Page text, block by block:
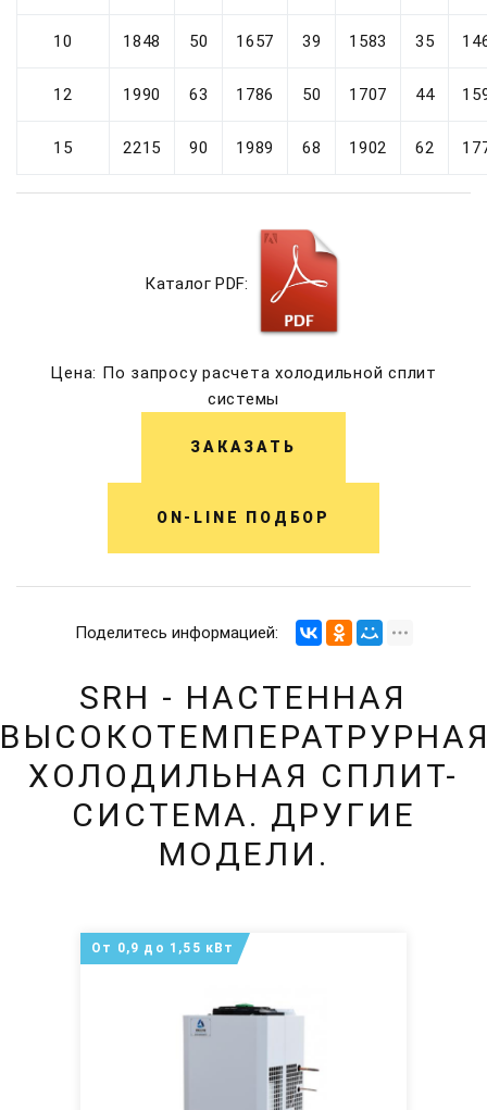
10 1848 50 1657 39 1583 35
12 1990 63 1786 50 1707 44
15 2215 90 1989 68 1902 62
Каталог PDF:
Цена: По запросу расчета холодильной сплит
системы
ЗАКАЗАТЬ
ON-LINE ПОДБОР
Поделитесь информацией:
SRH - НАСТЕННАЯ
ХОЛОДИЛЬНАЯ СПЛИТ-
СИСТЕМА. ДРУГИЕ
МОДЕЛИ.
От 0,9 до 1,55 кВт